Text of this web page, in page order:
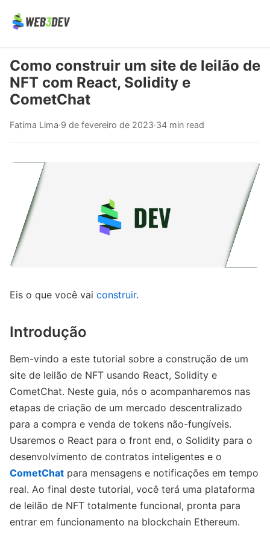
Como construir um site de leilão de
NFT com React, Solidity e
CometChat
Fatima Lima·9 de fevereiro de 2023·34 min read
Eis o que você vai construir.
Introdução
Bem-vindo a este tutorial sobre a construção de um
site de leilão de NFT usando React, Solidity e
CometChat. Neste guia, nós o acompanharemos nas
etapas de criação de um mercado descentralizado
para a compra e venda de tokens não-fungíveis.
Usaremos o React para o front end, o Solidity para o
desenvolvimento de contratos inteligentes e o
CometChat para mensagens e notificações em tempo
real. Ao final deste tutorial, você terá uma plataforma
de leilão de NFT totalmente funcional, pronta para
entrar em funcionamento na blockchain Ethereum.